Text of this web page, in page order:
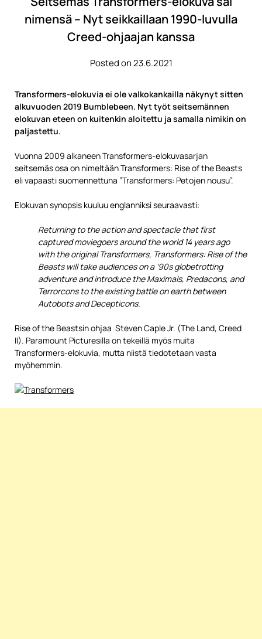
nimensä – Nyt seikkaillaan 1990-luvulla
Creed-ohjaajan kanssa
Posted on 23.6.2021
Transformers-elokuvia ei ole valkokankailla näkynyt sitten
alkuvuoden 2019 Bumblebeen. Nyt työt seitsemännen
elokuvan eteen on kuitenkin aloitettu ja samalla nimikin on
paljastettu.
Vuonna 2009 alkaneen Transformers-elokuvasarjan
seitsemäs osa on nimeltään Transformers: Rise of the Beasts
eli vapaasti suomennettuna ”Transformers: Petojen nousu”.
Elokuvan synopsis kuuluu englanniksi seuraavasti:
Returning to the action and spectacle that first
captured moviegoers around the world 14 years ago
with the original Transformers, Transformers: Rise of the
Beasts will take audiences on a ‘90s globetrotting
adventure and introduce the Maximals, Predacons, and
Terrorcons to the existing battle on earth between
Autobots and Decepticons.
Rise of the Beastsin ohjaa Steven Caple Jr. (The Land, Creed
II). Paramount Picturesilla on tekeillä myös muita
Transformers-elokuvia, mutta niistä tiedotetaan vasta
myöhemmin.